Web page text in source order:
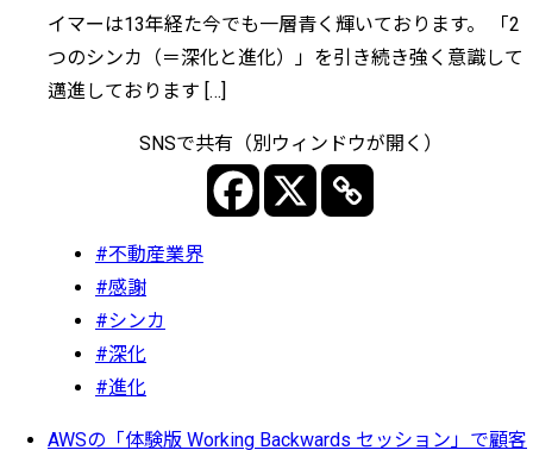
イマーは13年経た今でも一層青く輝いております。 「2
つのシンカ（＝深化と進化）」を引き続き強く意識して
邁進しております […]
SNSで共有（別ウィンドウが開く）
#不動産業界
#感謝
#シンカ
#深化
#進化
AWSの「体験版 Working Backwards セッション」で顧客